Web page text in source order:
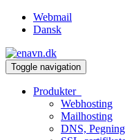
Webmail
Dansk
Toggle navigation
Produkter
Webhosting
Mailhosting
DNS,